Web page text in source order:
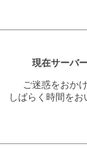
現在サーバ
ご迷惑をおか
しばらく時間を